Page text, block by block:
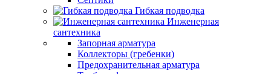
Гибкая подводка
Инженерная
сантехника
Запорная арматура
Коллекторы (гребенки)
Предохранительная арматура